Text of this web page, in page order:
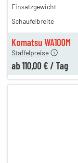
Komatsu WA100M
158,00 €
138,00 €
Staffelpreise
ab 110,00 € / Tag
Einsatzgewicht
Schaufelbreite